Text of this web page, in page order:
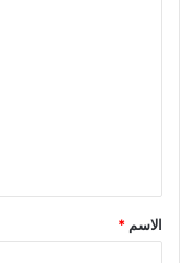
*
الاسم *